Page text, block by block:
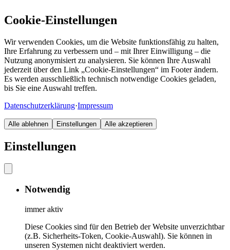
Cookie-Einstellungen
Wir verwenden Cookies, um die Website funktionsfähig zu halten,
Ihre Erfahrung zu verbessern und – mit Ihrer Einwilligung – die
Nutzung anonymisiert zu analysieren. Sie können Ihre Auswahl
jederzeit über den Link „Cookie-Einstellungen“ im Footer ändern.
Es werden ausschließlich technisch notwendige Cookies geladen,
bis Sie eine Auswahl treffen.
Datenschutzerklärung·Impressum
Alle ablehnen Einstellungen Alle akzeptieren
Einstellungen
Notwendig
immer aktiv
Diese Cookies sind für den Betrieb der Website unverzichtbar
(z.B. Sicherheits-Token, Cookie-Auswahl). Sie können in
unseren Systemen nicht deaktiviert werden.